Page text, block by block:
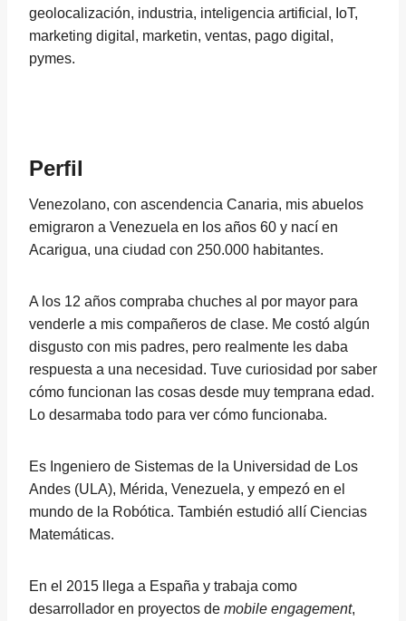
geolocalización, industria, inteligencia artificial, IoT,
marketing digital, marketin, ventas, pago digital,
pymes.
Perfil
Venezolano, con ascendencia Canaria, mis abuelos
emigraron a Venezuela en los años 60 y nací en
Acarigua, una ciudad con 250.000 habitantes.
A los 12 años compraba chuches al por mayor para
venderle a mis compañeros de clase. Me costó algún
disgusto con mis padres, pero realmente les daba
respuesta a una necesidad. Tuve curiosidad por saber
cómo funcionan las cosas desde muy temprana edad.
Lo desarmaba todo para ver cómo funcionaba.
Es Ingeniero de Sistemas de la Universidad de Los
Andes (ULA), Mérida, Venezuela, y empezó en el
mundo de la Robótica. También estudió allí Ciencias
Matemáticas.
En el 2015 llega a España y trabaja como
desarrollador en proyectos de mobile engagement,